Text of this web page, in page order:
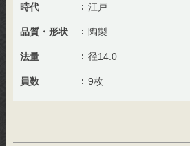
時代 江戸
品質・形状 陶製
法量 径14.0
員数 9枚